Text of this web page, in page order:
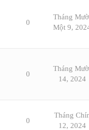
0
Tháng
Một 9,
0
Tháng
14, 2024
0
Tháng
12, 2024